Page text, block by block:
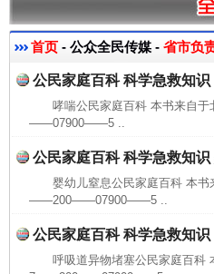
首页 - 公众全民传媒 - 省市负
公民家庭百科 科学急救知识
哮喘公民家庭百科 本书来自
——07900——5 ..
公民家庭百科 科学急救知识
婴幼儿窒息公民家庭百科 本
——200——07900——5 ..
公民家庭百科 科学急救知
呼吸道异物堵塞公民家庭百